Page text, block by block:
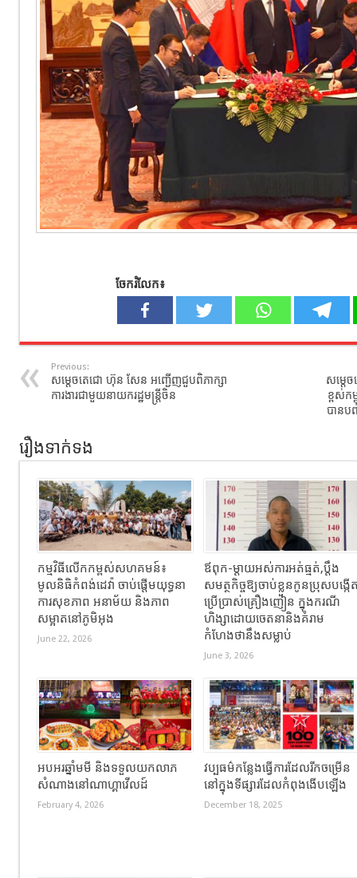
ចែករំលែក៖
Previous:
សម្តេចតេជោ ហ៊ុន សែន អញ្ជើញជួបពិភាក្សា
ការងារជាមួយនាយករដ្ឋមន្ត្រីចិន
សម្តេ
ខ្ពស់ក
បានប
រឿងទាក់ទង
កម្មវិធីលើកកម្ពស់សហគមន៍៖
មូលនិធិកំពង់ដេវ៉ា ចាប់ផ្តើមយុទ្ធនា
ការសុខភាព អនាម័យ និងភាព
សម្អាតនៅភូមិអុង
June 22, 2026
ឪពុក-ម្ដាយអស់ការអត់ធ្មត់,ប្ដឹង
សមត្ថកិច្ចឱ្យចាប់ខ្លួនកូនប្រុសបង្កើ
ប្រើប្រាស់គ្រឿងញៀន ក្នុងករណី
ហិង្សាដោយចេតនានិងគំរាម
កំហែងថានឹងសម្លាប់
June 3, 2026
អបអរឆ្នាំមមី និងទទួលយកលាភ
សំណាងនៅណាហ្គាវើលដ៍
February 4, 2026
វប្បធម៌កន្លែងធ្វើការដែលរីកចម្រើន
នៅក្នុងទីផ្សារដែលកំពុងងើបឡើង
December 18, 2025